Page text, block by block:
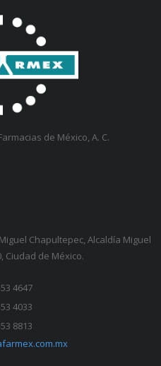
de México, A. C.
Chapultepec, Alcaldía Miguel
Ciudad de México.
4647
4033
8813